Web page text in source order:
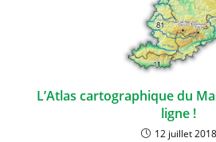
L’Atlas cartographique du
ligne !
12 juillet 2018